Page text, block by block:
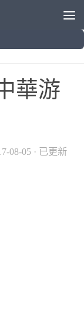
華游
08-05 · 已更新